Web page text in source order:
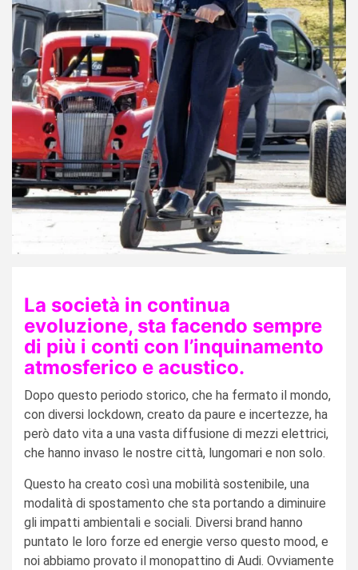
La società in continua
evoluzione, sta facendo sempre
di più i conti con l’inquinamento
atmosferico e acustico.
Dopo questo periodo storico, che ha fermato il mondo,
con diversi lockdown, creato da paure e incertezze, ha
però dato vita a una vasta diffusione di mezzi elettrici,
che hanno invaso le nostre città, lungomari e non solo.
Questo ha creato così una mobilità sostenibile, una
modalità di spostamento che sta portando a diminuire
gli impatti ambientali e sociali. Diversi brand hanno
puntato le loro forze ed energie verso questo mood, e
noi abbiamo provato il monopattino di Audi. Ovviamente